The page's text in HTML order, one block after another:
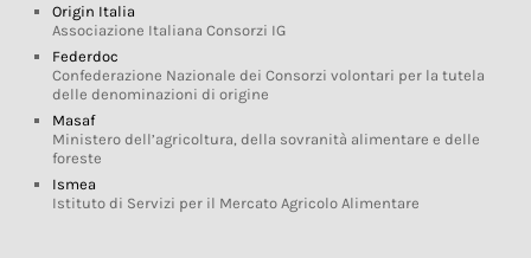
Origin Italia
Associazione Italiana Consorzi IG
Federdoc
Confederazione Nazionale dei Consorzi volontari per la tutela
delle denominazioni di origine
Masaf
Ministero dell’agricoltura, della sovranità alimentare e delle
foreste
Ismea
Istituto di Servizi per il Mercato Agricolo Alimentare